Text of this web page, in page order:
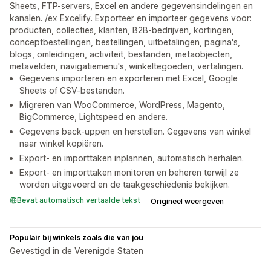
Sheets, FTP-servers, Excel en andere gegevensindelingen en
kanalen. /ex Excelify. Exporteer en importeer gegevens voor:
producten, collecties, klanten, B2B-bedrijven, kortingen,
conceptbestellingen, bestellingen, uitbetalingen, pagina's,
blogs, omleidingen, activiteit, bestanden, metaobjecten,
metavelden, navigatiemenu's, winkeltegoeden, vertalingen.
Gegevens importeren en exporteren met Excel, Google
Sheets of CSV-bestanden.
Migreren van WooCommerce, WordPress, Magento,
BigCommerce, Lightspeed en andere.
Gegevens back-uppen en herstellen. Gegevens van winkel
naar winkel kopiëren.
Export- en importtaken inplannen, automatisch herhalen.
Export- en importtaken monitoren en beheren terwijl ze
worden uitgevoerd en de taakgeschiedenis bekijken.
Bevat automatisch vertaalde tekst Origineel weergeven
Populair bij winkels zoals die van jou
Gevestigd in de Verenigde Staten